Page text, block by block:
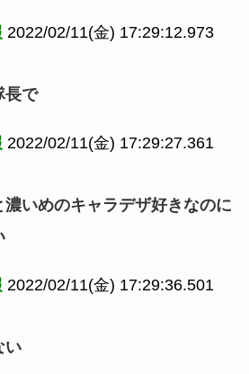
2022/02/11(金) 17:29:12.973
長で
2022/02/11(金) 17:29:27.361
濃いめのキャラデザ好きなのに
2022/02/11(金) 17:29:36.501
い